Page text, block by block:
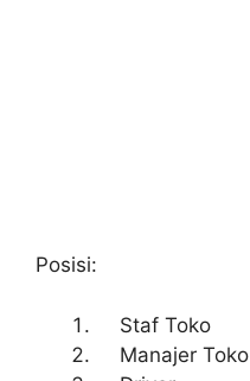
Posisi:
Staf Toko
Manajer Toko